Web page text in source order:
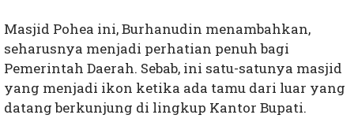
Masjid Pohea ini, Burhanudin menambahkan,
seharusnya menjadi perhatian penuh bagi
Pemerintah Daerah. Sebab, ini satu-satunya masjid
yang menjadi ikon ketika ada tamu dari luar yang
datang berkunjung di lingkup Kantor Bupati.